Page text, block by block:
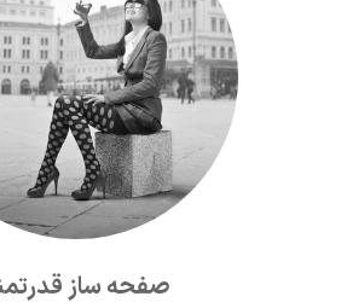
صفحه ساز